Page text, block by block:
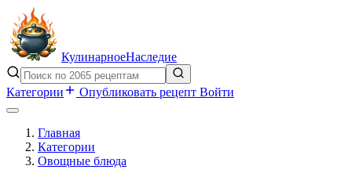
КулинарноеНаследие
Категории Опубликовать рецепт Войти
Главная
Категории
Овощные блюда